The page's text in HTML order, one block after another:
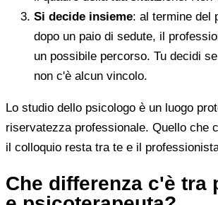
Si decide insieme: al termine del
dopo un paio di sedute, il
un possibile percorso. Tu decidi
non c'è alcun vincolo.
Lo studio dello psicologo è un luogo
riservatezza professionale. Quello che
il colloquio resta tra te e il
Che differenza c'è tra